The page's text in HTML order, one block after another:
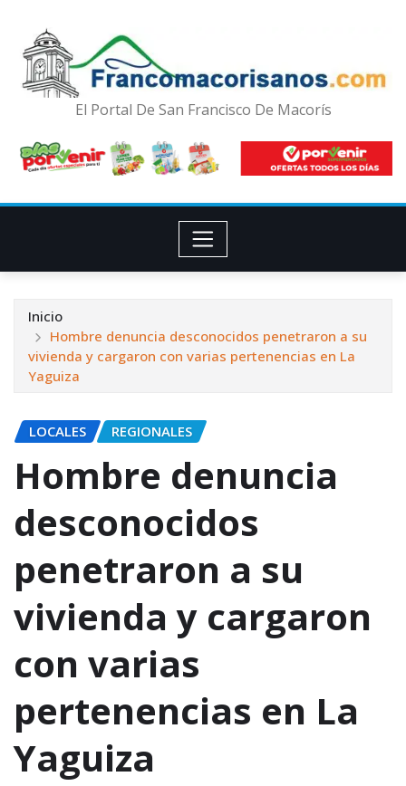
El Portal De San Francisco De Macorís
Inicio
Hombre denuncia desconocidos penetraron a su
vivienda y cargaron con varias pertenencias en La
Yaguiza
LOCALES REGIONALES
Hombre denuncia
desconocidos
penetraron a su
vivienda y cargaron
con varias
pertenencias en La
Yaguiza